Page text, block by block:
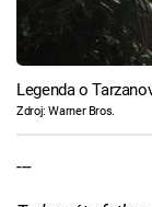
Legenda o
Zdroj: Warner Bros.
---